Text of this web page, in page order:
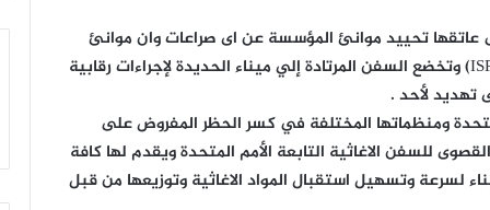
تحييد موانئ المؤسسة عن اى صراعات وان موانئ
المؤسسة ممتثلة للمنظومة الدولية لأمن الموانئ (ISPS) وتخضع السفن المرتادة إلي ميناء الحديدة لإجراءات رقابية
ومنظماتها المختلفة في كسر الحظر المفروض على
للسفن الاغاثية التابعة الأمم المتحدة ويقدم لها كافة
لسرعة وتسهيل استقبال المواد الاغاثية وتوزيعها من قبل